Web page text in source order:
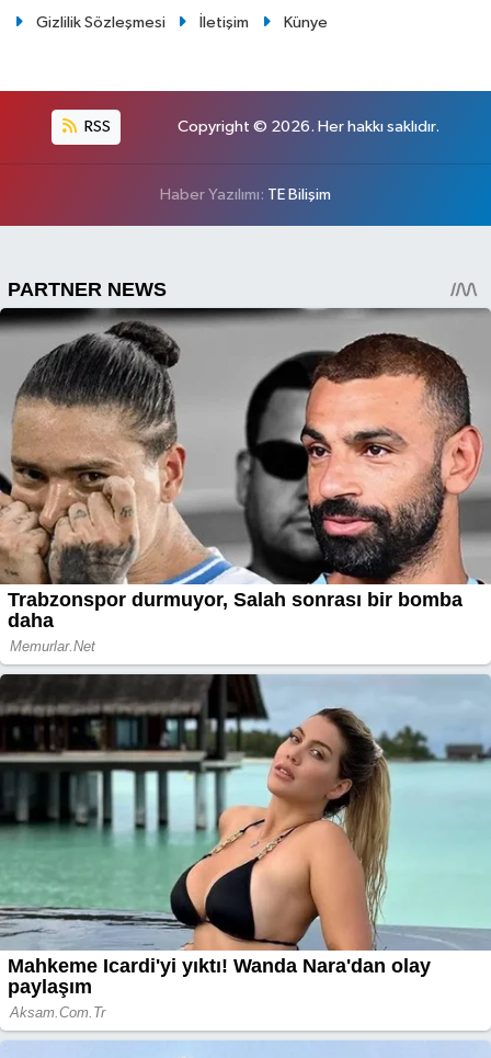
Gizlilik Sözleşmesi İletişim Künye
RSS Copyright © 2026. Her hakkı saklıdır.
Haber Yazılımı: TE Bilişim